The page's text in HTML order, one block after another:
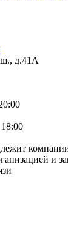
ш., д.41А
и